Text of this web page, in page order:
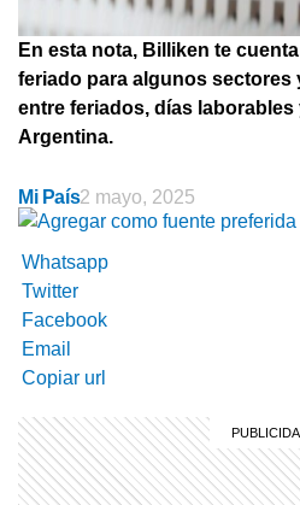
En esta nota, Billiken te
feriado para algunos sectores
entre feriados, días
Argentina.
Mi País2 mayo, 2025
Whatsapp
Twitter
Facebook
Email
Copiar url